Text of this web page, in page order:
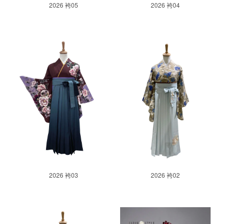
2026 袴05 2026 袴04
2026 袴03 2026 袴02